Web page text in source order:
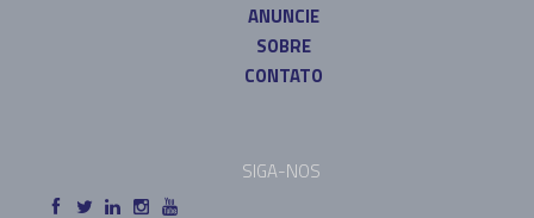
ANUNCIE
SOBRE
CONTATO
SIGA-NOS